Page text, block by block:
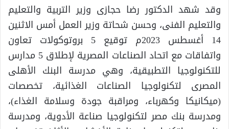
وقد شهد الدكتور رضا حجازى وزير التربية والتعليم
والتعليم الفنى، وحسن شحاتة وزير العمل أمس الاثنين
14 أغسطس 2023م توقيع 5 بروتوكولات تعاون
واتفاقات مع اتحاد الصناعات المصرية لإطلاق 5 مدارس
للتكنولوجيا التطبيقية، وهي مدرسة البنك الأهلى
المصرى لتكنولوجيا الصناعات الغذائية، تخصصات
(ميكانيكا وكهرباء، ومراقبة جودة وسلامة الغذاء)،
ومدرسة بنك مصر لتكنولوجيا صناعة الأدوية، ومدرسة